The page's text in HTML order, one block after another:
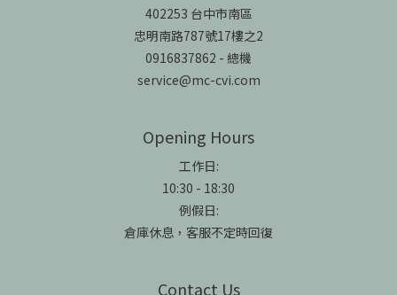
402253 台中市南區
忠明南路787號17樓之2
0916837862 - 總機
service@mc-cvi.com
Opening Hours
工作日:
10:30 - 18:30
例假日:
倉庫休息，客服不定時回復
Contact Us